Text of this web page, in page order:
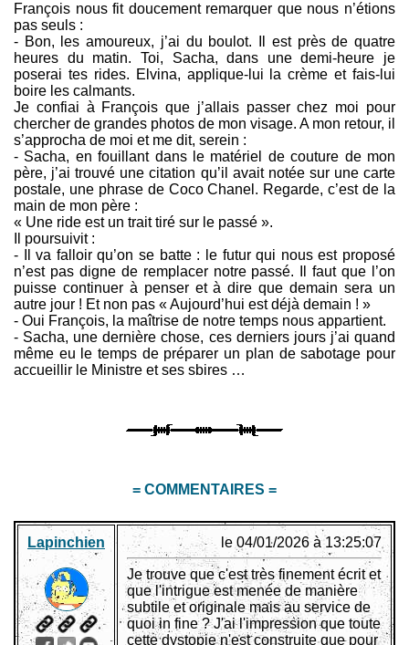
François nous fit doucement remarquer que nous n’étions
pas seuls :
- Bon, les amoureux, j’ai du boulot. Il est près de quatre
heures du matin. Toi, Sacha, dans une demi-heure je
poserai tes rides. Elvina, applique-lui la crème et fais-lui
boire les calmants.
Je confiai à François que j’allais passer chez moi pour
chercher de grandes photos de mon visage. A mon retour, il
s’approcha de moi et me dit, serein :
- Sacha, en fouillant dans le matériel de couture de mon
père, j’ai trouvé une citation qu’il avait notée sur une carte
postale, une phrase de Coco Chanel. Regarde, c’est de la
main de mon père :
« Une ride est un trait tiré sur le passé ».
Il poursuivit :
- Il va falloir qu’on se batte : le futur qui nous est proposé
n’est pas digne de remplacer notre passé. Il faut que l’on
puisse continuer à penser et à dire que demain sera un
autre jour ! Et non pas « Aujourd’hui est déjà demain ! »
- Oui François, la maîtrise de notre temps nous appartient.
- Sacha, une dernière chose, ces derniers jours j’ai quand
même eu le temps de préparer un plan de sabotage pour
accueillir le Ministre et ses sbires …
= COMMENTAIRES =
Lapinchien le 04/01/2026 à 13:25:07
Je trouve que c'est très finement écrit et
que l'intrigue est menée de manière
subtile et originale mais au service de
quoi in fine ? J'ai l'impression que toute
cette dystopie n'est construite que pour